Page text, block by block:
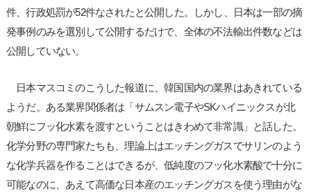
件、行政処罰が52件なされたと公開した。しかし、日本は一部の摘
発事例のみを選別して公開するだけで、全体の不法輸出件数などは
公開していない。
日本マスコミのこうした報道に、韓国国内の業界はあきれている
ようだ。ある業界関係者は「サムスン電子やSKハイニックスが北
朝鮮にフッ化水素を渡すということはきわめて非常識」と話した。
化学分野の専門家たちも、理論上はエッチングガスでサリンのよう
な化学兵器を作ることはできるが、低純度のフッ化水素酸で十分に
可能なのに、あえて高価な日本産のエッチングガスを使う理由がな